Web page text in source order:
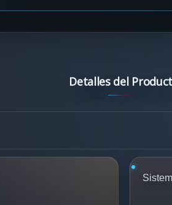
Detalles del